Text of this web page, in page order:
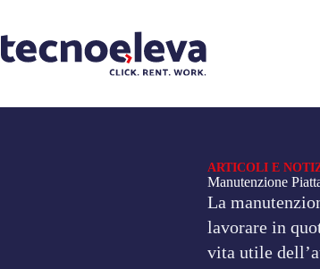
ARTICOLI E
Manutenzione
La
lavorare in
vita utile